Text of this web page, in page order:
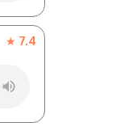
★ 7.4